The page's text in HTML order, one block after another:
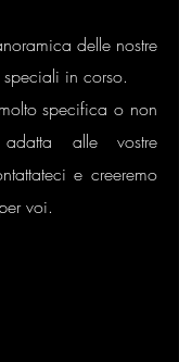
delle nostre
in corso.
specifica o non
alle vostre
e creeremo
voi.